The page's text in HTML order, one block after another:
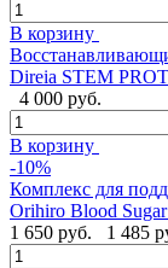
В корзину
Direia STEM
4 000 руб.
В корзину
-10%
Комплекс для
Orihiro Blood
1 650 руб.
1 485